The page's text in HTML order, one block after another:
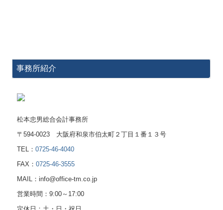
事務所紹介
松本忠男総合会計事務所
〒594-0023 大阪府和泉市伯太町２丁目１番１３号
TEL：0725-46-4040
FAX：0725-46-3555
MAIL：info@office-tm.co.jp
営業時間：9:00～17:00
定休日：土・日・祝日